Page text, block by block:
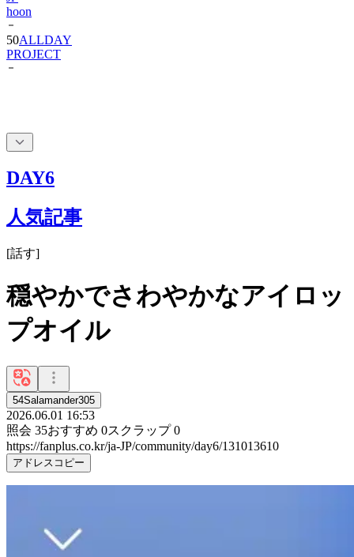
hoon
50ALLDAY
PROJECT
DAY6
人気記事
[話す]
穏やかでさわやかなアイロッ
プオイル
54Salamander305
2026.06.01 16:53
照会 35おすすめ 0スクラップ 0
https://fanplus.co.kr/ja-JP/community/day6/131013610
アドレスコピー